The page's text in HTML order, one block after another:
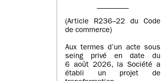
(Article R236–22 du Code
de commerce)
Aux termes d’un acte sous
seing privé en date du
6 août 2026, la Société a
établi un projet de